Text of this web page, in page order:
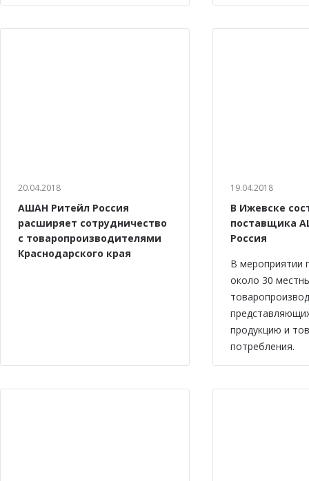
20.04.2018
АШАН Ритейл Россия
расширяет сотрудничество
с товаропроизводителями
Краснодарского края
19.04.2018
В Ижевске
поставщика
Россия
В мероприятии
около 30
продукцию и
потребления.